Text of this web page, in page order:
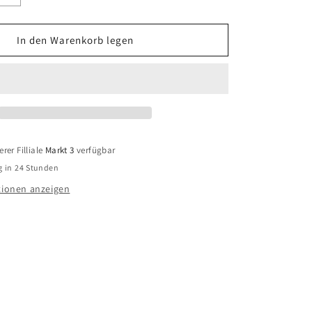
die
Menge
für
Skagen
In den Warenkorb legen
Filliale Markt 3 verfügbar
in 24 Stunden
anzeigen